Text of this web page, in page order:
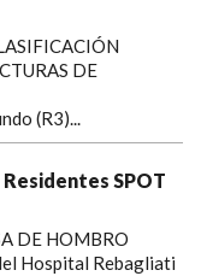
DE
(R3)...
SPOT
DE HOMBRO
Hospital Rebagliati